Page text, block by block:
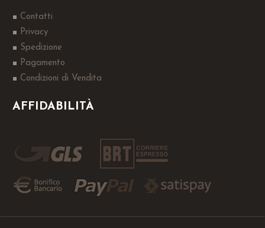
Contatti
Privacy
Spedizione
Pagamento
Condizioni di Vendita
AFFIDABILITÀ